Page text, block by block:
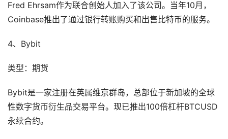
Fred Ehrsam作为联合创始人加入了该公司。当年10月，
Coinbase推出了通过银行转账购买和出售比特币的服务。
4、Bybit
类型：期货
Bybit是一家注册在英属维京群岛，总部位于新加坡的全球
性数字货币衍生品交易平台。现已推出100倍杠杆BTCUSD
永续合约。